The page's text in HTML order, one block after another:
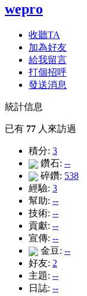
wepro
收聽TA
加為好友
給我留言
打個招呼
發送消息
統計信息
已有 77 人來訪過
積分: 3
鑽石: --
碎鑽: 538
經驗: 3
幫助: --
技術: --
貢獻: --
宣傳: --
金豆: --
好友: 2
主題: --
日誌: --